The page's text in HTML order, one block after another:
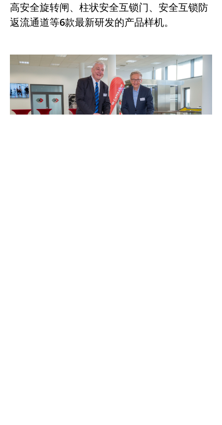
高安全旋转闸、柱状安全互锁门、安全互锁防
返流通道等6款最新研发的产品样机。